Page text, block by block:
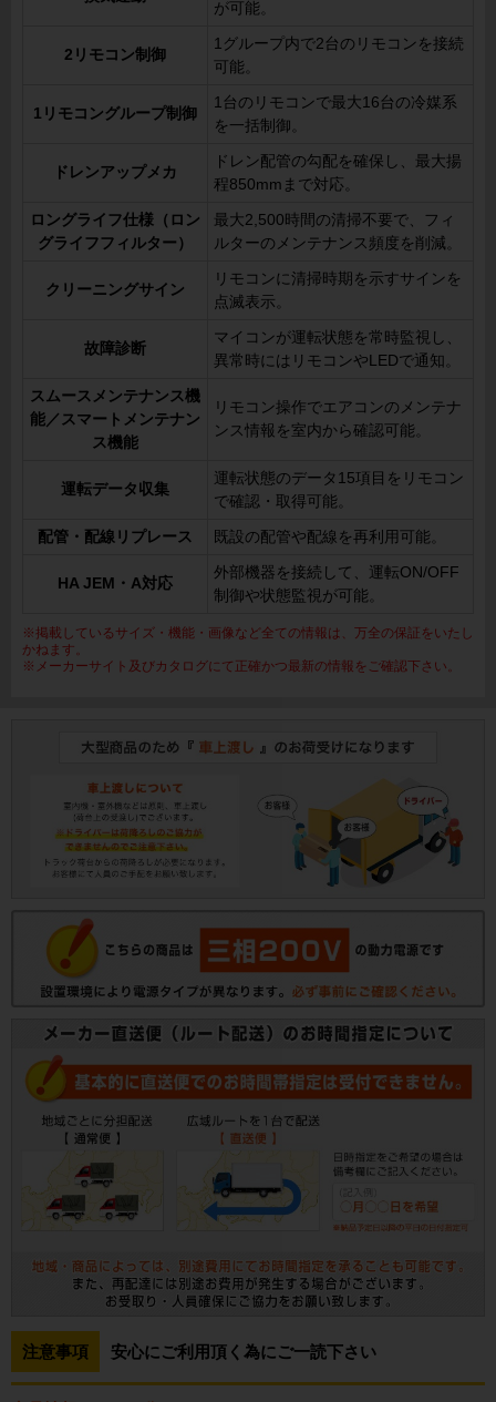
が可能。
2リモコン制御
1グループ内で2台のリモコンを接続
可能。
1リモコングループ制御
1台のリモコンで最大16台の冷媒系
を一括制御。
ドレンアップメカ
ドレン配管の勾配を確保し、最大揚
程850mmまで対応。
ロングライフ仕様（ロン
グライフフィルター）
最大2,500時間の清掃不要で、フィ
ルターのメンテナンス頻度を削減。
クリーニングサイン
リモコンに清掃時期を示すサインを
点滅表示。
故障診断
マイコンが運転状態を常時監視し、
異常時にはリモコンやLEDで通知。
スムースメンテナンス機
能／スマートメンテナン
ス機能
リモコン操作でエアコンのメンテナ
ンス情報を室内から確認可能。
運転データ収集
運転状態のデータ15項目をリモコン
で確認・取得可能。
配管・配線リプレース 既設の配管や配線を再利用可能。
HA JEM・A対応
外部機器を接続して、運転ON/OFF
制御や状態監視が可能。
※掲載しているサイズ・機能・画像など全ての情報は、万全の保証をいたし
かねます。
※メーカーサイト及びカタログにて正確かつ最新の情報をご確認下さい。
注意事項 安心にご利用頂く為にご一読下さい